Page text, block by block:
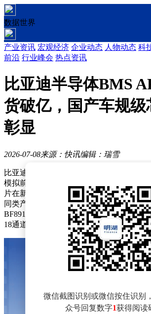
数据世界
产业资讯 宏观经济 企业动态 人物动态 科
前沿 行业峰会 热点资讯
比亚迪半导体BMS
货破亿，国产车规级
彰显
2026-07-08来源：快讯编辑：瑞雪
比亚迪半导体近日宣布，其自主研发的
模拟前端）芯片累计出货量突破1亿颗，
片在新能源汽车领域实现重大突破。作为
同类产品，BF8915A-1芯片自2021年问世
BF8915B-1、BF8916A等型号的BF891X
18通道双规格产品矩阵。
微信截图识别或微信按住识别
众号回复数字1获得阅读